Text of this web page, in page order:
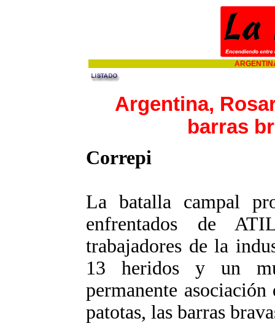
Argentina,
barras
Correpi
La batalla campal
enfrentados de
trabajadores de la
13 heridos y un
permanente
patotas, las barras